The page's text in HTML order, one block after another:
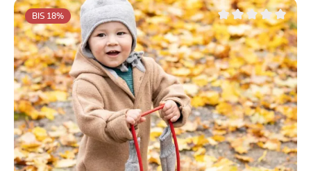
BIS 18%
Durchschnittliche